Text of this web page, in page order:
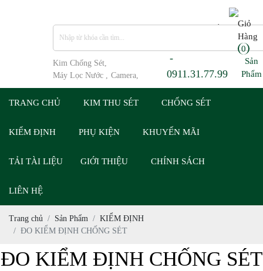
Kim Chống Sét,
Máy Lọc Nước ,
Camera,
Hotline Tư Vấn
-
0911.31.77.99
Giỏ
Hàng
0
Sản
Phẩm
TRANG CHỦ KIM THU SÉT CHỐNG SÉT
KIỂM ĐỊNH PHỤ KIỆN KHUYẾN MÃI
TẢI TÀI LIỆU GIỚI THIỆU CHÍNH SÁCH
LIÊN HỆ
Trang chủ Sản Phẩm
KIỂM ĐỊNH
ĐO KIỂM ĐỊNH CHỐNG SÉT
ĐO KIỂM ĐỊNH CHỐNG SÉT